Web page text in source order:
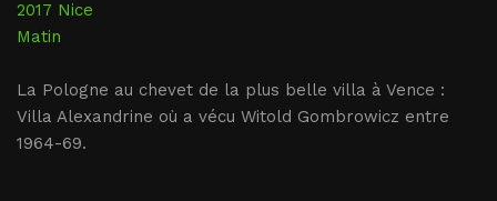
La Pologne au chevet de la plus belle villa à Vence :
Villa Alexandrine où a vécu Witold Gombrowicz entre
1964-69.